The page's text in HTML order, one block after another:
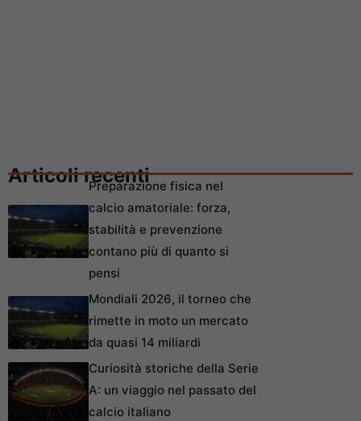
Articoli recentiPreparazione fisica nel
calcio amatoriale: forza,
stabilità e prevenzione
contano più di quanto si
pensi
Mondiali 2026, il torneo che
rimette in moto un mercato
da quasi 14 miliardi
Curiosità storiche della Serie
A: un viaggio nel passato del
calcio italiano